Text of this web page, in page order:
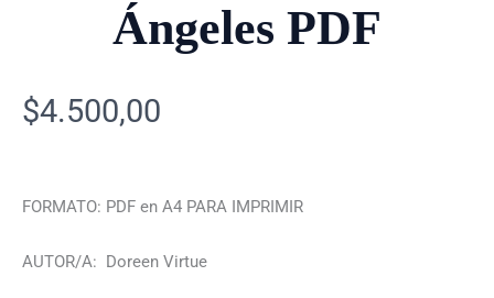
Ángeles PDF
$4.500,00
FORMATO: PDF en A4 PARA IMPRIMIR
AUTOR/A: Doreen Virtue